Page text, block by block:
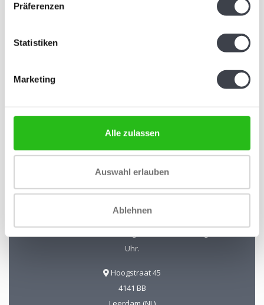
Präferenzen
Statistiken
Marketing
Alle zulassen
Auswahl erlauben
Ablehnen
Bleiben Sie auf dem Laufenden und erhalten Sie einen
Abonnieren
Kristal-Glas Leerdam
Kristal-Glas ist der Online-Shop für Glaskunst und Kristall
Uhr.
Hoogstraat 45
4141 BB